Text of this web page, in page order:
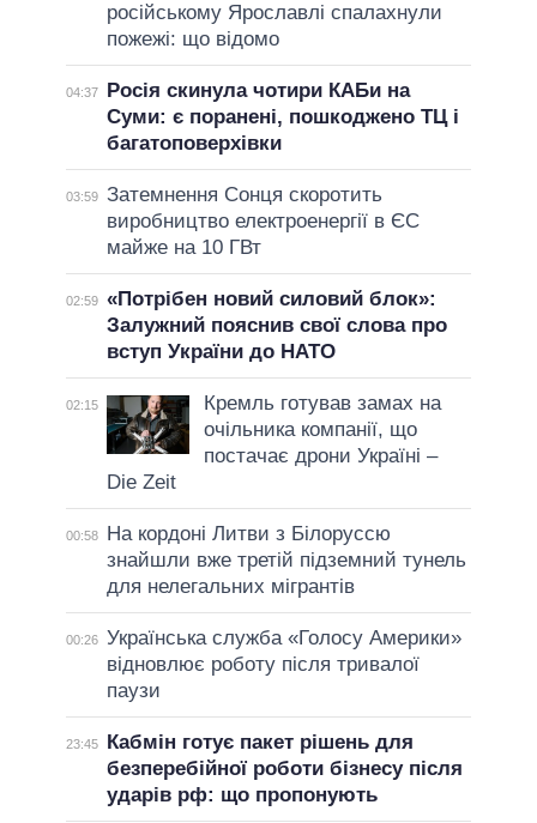
російському Ярославлі спалахнули
пожежі: що відомо
04:37
Росія скинула чотири КАБи на
Суми: є поранені, пошкоджено ТЦ і
багатоповерхівки
03:59 Затемнення Сонця скоротить
виробництво електроенергії в ЄС
майже на 10 ГВт
02:59 «Потрібен новий силовий блок»:
Залужний пояснив свої слова про
вступ України до НАТО
02:15
Кремль готував замах на
очільника компанії, що
постачає дрони Україні –
Die Zeit
00:58
На кордоні Литви з Білоруссю
знайшли вже третій підземний тунель
для нелегальних мігрантів
00:26 Українська служба «Голосу Америки»
відновлює роботу після тривалої
паузи
23:45
Кабмін готує пакет рішень для
безперебійної роботи бізнесу після
ударів рф: що пропонують